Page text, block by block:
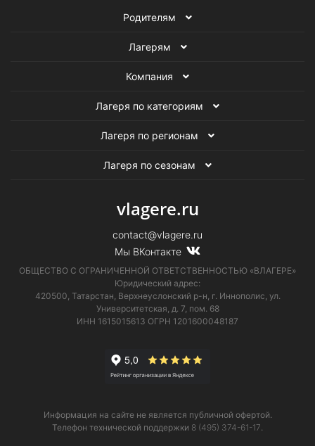
Осенние образовательные лагеря
Родителям
Лагерям
Компания
Лагеря по категориям
Лагеря по регионам
Лагеря по сезонам
vlagere.ru
contact@vlagere.ru
Мы ВКонтакте
ОБЩЕСТВО С ОГРАНИЧЕННОЙ ОТВЕТСТВЕННОСТЬЮ «ВЛАГЕРЕ»
Юридический адрес:
420500, Татарстан, Верхнеуслонский р-н, г. Иннополис, ул.
Университетская, д. 7, пом. 68
ИНН 1615015613 ОГРН 1201600048187
Информация на сайте не является публичной офертой.
Телефон технической поддержки 8 (495) 374-61-17.